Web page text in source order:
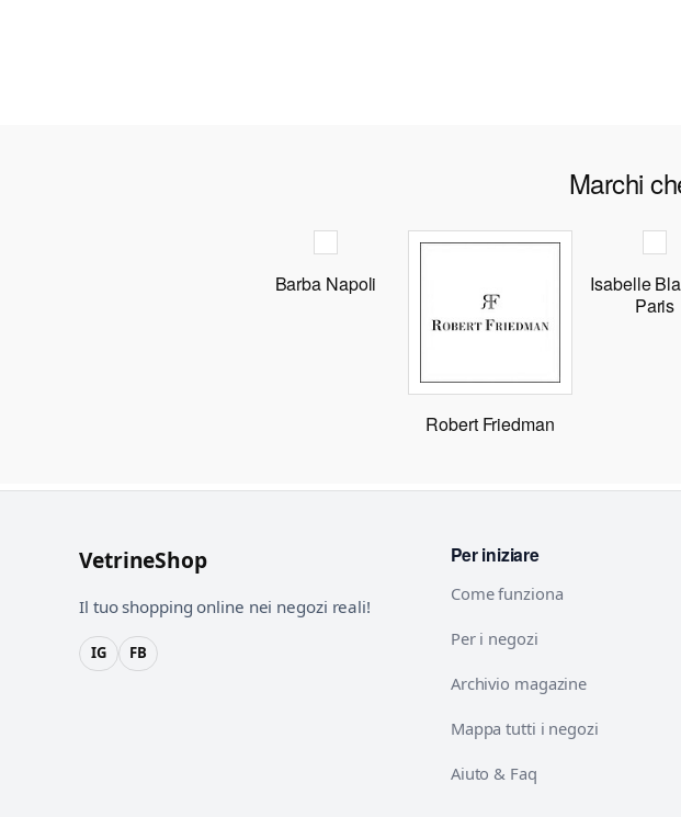
Marchi
Barba Napoli
Robert Friedman
Isabelle
Paris
VetrineShop
Il tuo shopping online nei negozi reali!
IG FB
Per iniziare
Come funziona
Per i negozi
Archivio magazine
Mappa tutti i negozi
Aiuto & Faq